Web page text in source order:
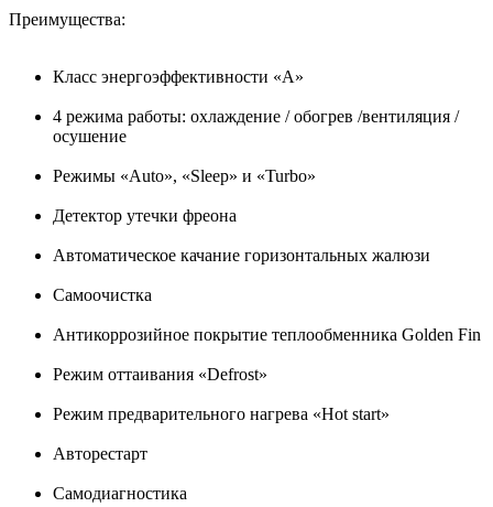
Преимущества:
Класс энергоэффективности «A»
4 режима работы: охлаждение / обогрев /вентиляция /
осушение
Режимы «Auto», «Sleep» и «Turbo»
Детектор утечки фреона
Автоматическое качание горизонтальных жалюзи
Самоочистка
Антикоррозийное покрытие теплообменника Golden Fin
Режим оттаивания «Defrost»
Режим предварительного нагрева «Hot start»
Авторестарт
Самодиагностика